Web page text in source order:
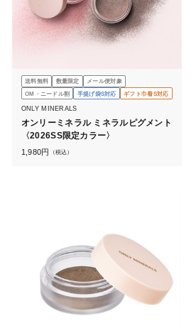
送料無料 数量限定
メール便対象
OM・ニードル割
手提げ袋S対応 ギフト巾着S対応
ONLY MINERALS
オンリーミネラル ミネラルピグメント
〈2026SS限定カラー〉
1,980円 （税込）